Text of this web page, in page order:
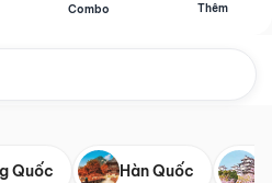
Combo Thêm
Quốc Hàn Quốc